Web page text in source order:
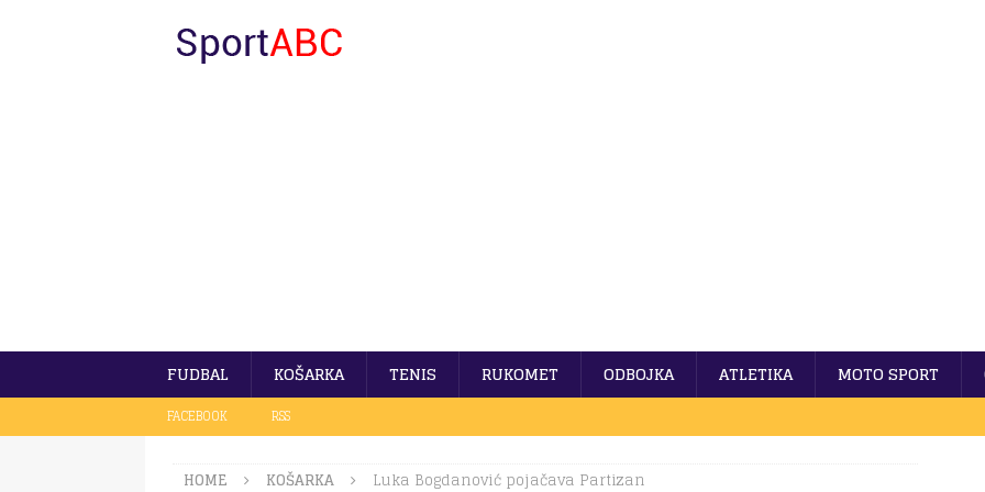
FUDBAL KOŠARKA TENIS RUKOMET ODBOJKA ATLETIKA MOTO SPORT
FACEBOOK RSS
HOME KOŠARKA Luka Bogdanović pojačava Partizan